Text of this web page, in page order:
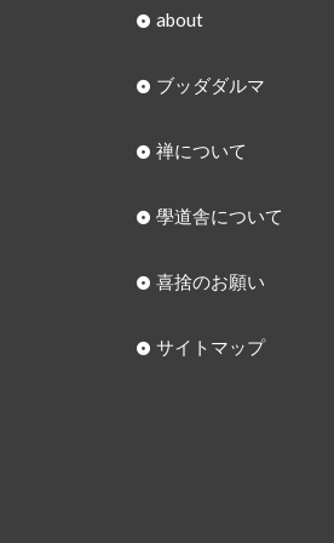
about
ブッダダルマ
禅について
學道舎について
喜捨のお願い
サイトマップ